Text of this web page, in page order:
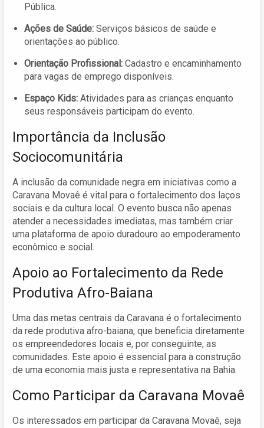
Pública.
Ações de Saúde: Serviços básicos de saúde e
orientações ao público.
Orientação Profissional: Cadastro e encaminhamento
para vagas de emprego disponíveis.
Espaço Kids: Atividades para as crianças enquanto
seus responsáveis participam do evento.
Importância da Inclusão
Sociocomunitária
A inclusão da comunidade negra em iniciativas como a
Caravana Movaê é vital para o fortalecimento dos laços
sociais e da cultura local. O evento busca não apenas
atender a necessidades imediatas, mas também criar
uma plataforma de apoio duradouro ao empoderamento
econômico e social.
Apoio ao Fortalecimento da Rede
Produtiva Afro-Baiana
Uma das metas centrais da Caravana é o fortalecimento
da rede produtiva afro-baiana, que beneficia diretamente
os empreendedores locais e, por conseguinte, as
comunidades. Este apoio é essencial para a construção
de uma economia mais justa e representativa na Bahia.
Como Participar da Caravana Movaê
Os interessados em participar da Caravana Movaê, seja